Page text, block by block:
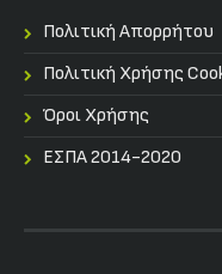
Πολιτική Απορρήτου
Πολιτική Χρήσης
Όροι Χρήσης
ΕΣΠΑ 2014-2020